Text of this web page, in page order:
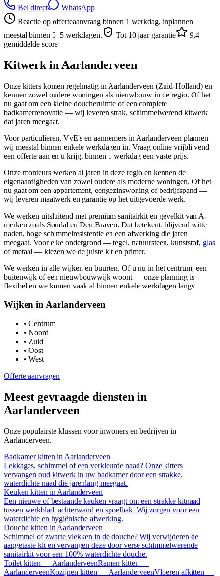
Bel direct
WhatsApp
Reactie op offerteaanvraag binnen 1 werkdag, inplannen
meestal binnen 3–5 werkdagen.
Tot 10 jaar garantie
9,4
gemiddelde score
Kitwerk in Aarlanderveen
Onze kitters komen regelmatig in Aarlanderveen (Zuid-Holland) en
kennen zowel oudere woningen als nieuwbouw in de regio. Of het
nu gaat om een kleine doucheruimte of een complete
badkamerrenovatie — wij leveren strak, schimmelwerend kitwerk
dat jaren meegaat.
Voor particulieren, VvE's en aannemers in Aarlanderveen plannen
wij meestal binnen enkele werkdagen in. Vraag online vrijblijvend
een offerte aan en u krijgt binnen 1 werkdag een vaste prijs.
Onze monteurs werken al jaren in deze regio en kennen de
eigenaardigheden van zowel oudere als moderne woningen. Of het
nu gaat om een appartement, eengezinswoning of bedrijfspand —
wij leveren maatwerk en garantie op het uitgevoerde werk.
We werken uitsluitend met premium sanitairkit en gevelkit van A-
merken zoals Soudal en Den Braven. Dat betekent: blijvend witte
naden, hoge schimmelresistentie en een afwerking die jaren
meegaat. Voor elke ondergrond — tegel, natuursteen, kunststof, glas
of metaal — kiezen we de juiste kit en primer.
We werken in alle wijken en buurten. Of u nu in het centrum, een
buitenwijk of een nieuwbouwwijk woont — onze planning is
flexibel en we komen vaak al binnen enkele werkdagen langs.
Wijken inAarlanderveen
• Centrum
• Noord
• Zuid
• Oost
• West
Offerte aanvragen
Meest gevraagde diensten in
Aarlanderveen
Onze populairste klussen voor inwoners en bedrijven in
Aarlanderveen.
Badkamer kitten in Aarlanderveen
Lekkages, schimmel of een verkleurde naad? Onze kitters
vervangen oud kitwerk in uw badkamer door een strakke,
waterdichte naad die jarenlang meegaat.
Keuken kitten in Aarlanderveen
Een nieuwe of bestaande keuken vraagt om een strakke kitnaad
tussen werkblad, achterwand en spoelbak. Wij zorgen voor een
waterdichte en hygiënische afwerking.
Douche kitten in Aarlanderveen
Schimmel of zwarte vlekken in de douche? Wij verwijderen de
aangetaste kit en vervangen deze door verse schimmelwerende
sanitairkit voor een 100% waterdichte douche.
Toilet kitten — AarlanderveenRamen kitten —
AarlanderveenKozijnen kitten — AarlanderveenVloeren afkitten —